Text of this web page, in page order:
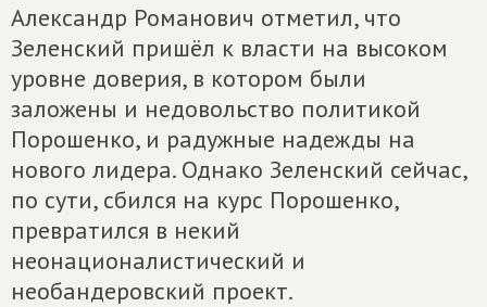
Александр Романович отметил, что
Зеленский пришёл к власти на высоком
уровне доверия, в котором были
заложены и недовольство политикой
Порошенко, и радужные надежды на
нового лидера. Однако Зеленский сейчас,
по сути, сбился на курс Порошенко,
превратился в некий
неонационалистический и
необандеровский проект.